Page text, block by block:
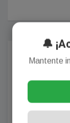
🔔
Mantente